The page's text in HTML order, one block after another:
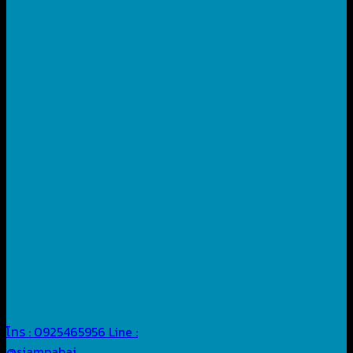
โทร : 0925465956 Line :